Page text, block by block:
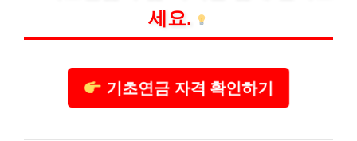
세요.
기초연금 자격 확인하기